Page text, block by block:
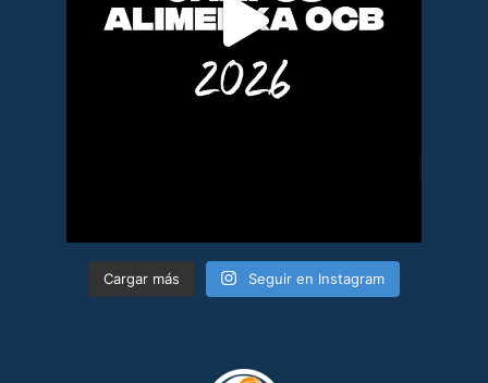
Cargar más Seguir en Instagram